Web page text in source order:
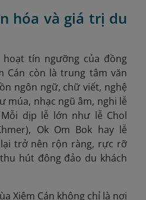
hóa và giá trị du
tín ngưỡng của đồng
Cán còn là trung tâm văn
ngôn ngữ, chữ viết, nghệ
múa, nhạc ngũ âm, nghi lễ
dịp lễ lớn như lễ Chol
Ok Om Bok hay lễ
trở nên rộn ràng, rực rỡ
hút đông đảo du khách
Xiêm Cán không chỉ là nơi